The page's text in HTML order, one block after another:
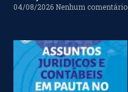
04/08/2026 Nenhum comentário